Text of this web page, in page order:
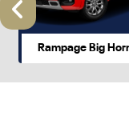
Rampage Big
Anterior